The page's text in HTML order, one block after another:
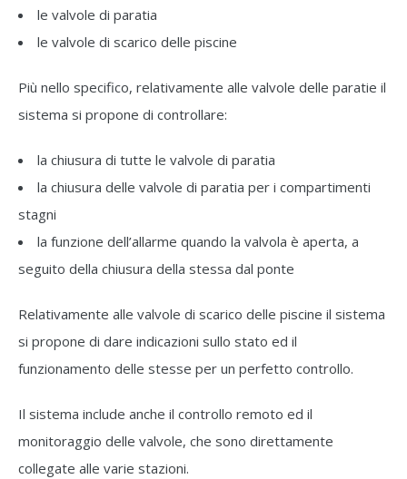
le valvole di paratia
le valvole di scarico delle piscine
Più nello specifico, relativamente alle valvole delle paratie il
sistema si propone di controllare:
la chiusura di tutte le valvole di paratia
la chiusura delle valvole di paratia per i compartimenti
stagni
la funzione dell’allarme quando la valvola è aperta, a
seguito della chiusura della stessa dal ponte
Relativamente alle valvole di scarico delle piscine il sistema
si propone di dare indicazioni sullo stato ed il
funzionamento delle stesse per un perfetto controllo.
Il sistema include anche il controllo remoto ed il
monitoraggio delle valvole, che sono direttamente
collegate alle varie stazioni.